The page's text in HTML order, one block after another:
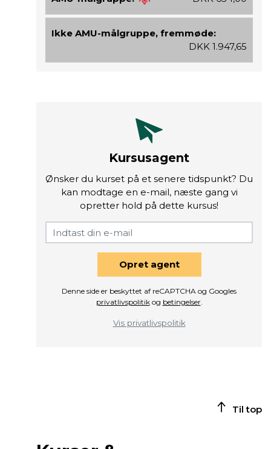
Ikke AMU-målgruppe, fremmøde:
DKK 1.947,65
Kursusagent
Ønsker du kurset på et senere tidspunkt? Du
kan modtage en e-mail, næste gang vi
opretter hold på dette kursus!
Opret agent
Denne side er beskyttet af reCAPTCHA og Googles
privatlivspolitikog betingelser.
Vis privatlivspolitik
Til top